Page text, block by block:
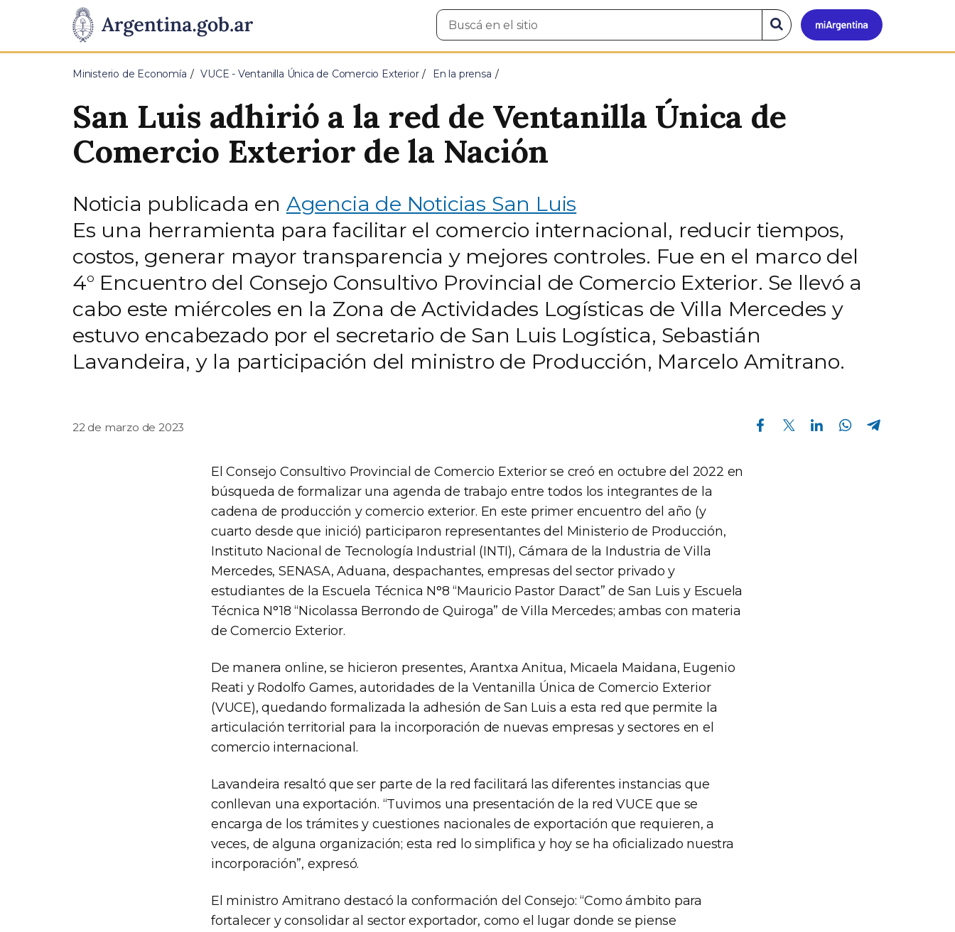
Presidencia
de
Pasar al contenido principal
Mi
Buscar
en
Buscar
en
el
Ministerio de Economía VUCE - Ventanilla Única de Comercio Exterior En la prensa
San Luis adhirió a la red de Ventanilla Única de
Comercio Exterior de la Nación
Noticia publicada en Agencia de Noticias San Luis
Es una herramienta para facilitar el comercio internacional, reducir tiempos,
costos, generar mayor transparencia y mejores controles. Fue en el marco del
4° Encuentro del Consejo Consultivo Provincial de Comercio Exterior. Se llevó a
cabo este miércoles en la Zona de Actividades Logísticas de Villa Mercedes y
estuvo encabezado por el secretario de San Luis Logística, Sebastián
Lavandeira, y la participación del ministro de Producción, Marcelo Amitrano.
22 de marzo de 2023
Compartir en Facebook Compartir en Twitter Compartir en Linkedin Compartir en Whatsapp
El Consejo Consultivo Provincial de Comercio Exterior se creó en octubre del 2022 en
búsqueda de formalizar una agenda de trabajo entre todos los integrantes de la
cadena de producción y comercio exterior. En este primer encuentro del año (y
cuarto desde que inició) participaron representantes del Ministerio de Producción,
Instituto Nacional de Tecnología Industrial (INTI), Cámara de la Industria de Villa
Mercedes, SENASA, Aduana, despachantes, empresas del sector privado y
estudiantes de la Escuela Técnica N°8 “Mauricio Pastor Daract” de San Luis y Escuela
Técnica N°18 “Nicolassa Berrondo de Quiroga” de Villa Mercedes; ambas con materia
de Comercio Exterior.
De manera online, se hicieron presentes, Arantxa Anitua, Micaela Maidana, Eugenio
Reati y Rodolfo Games, autoridades de la Ventanilla Única de Comercio Exterior
(VUCE), quedando formalizada la adhesión de San Luis a esta red que permite la
articulación territorial para la incorporación de nuevas empresas y sectores en el
comercio internacional.
Lavandeira resaltó que ser parte de la red facilitará las diferentes instancias que
conllevan una exportación. “Tuvimos una presentación de la red VUCE que se
encarga de los trámites y cuestiones nacionales de exportación que requieren, a
veces, de alguna organización; esta red lo simplifica y hoy se ha oficializado nuestra
incorporación”, expresó.
El ministro Amitrano destacó la conformación del Consejo: “Como ámbito para
fortalecer y consolidar al sector exportador, como el lugar donde se piense